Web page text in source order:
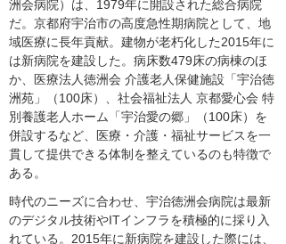
洲会病院）は、1979年に開設された総合病院
だ。京都府宇治市の高度急性期病院として、地
域医療に長年貢献。建物が老朽化した2015年に
は新病院を建設した。病床数479床の病棟のほ
か、医療法人徳洲会 介護老人保健施設「宇治徳
洲苑」（100床）、社会福祉法人 京都愛心会 特
別養護老人ホーム「宇治愛の郷」（100床）を
併設するなど、医療・介護・福祉サービスを一
貫して提供できる体制を整えているのも特徴で
ある。
時代のニーズに合わせ、宇治徳洲会病院は最新
のデジタル技術やITインフラを積極的に採り入
れている。2015年に新病院を建設した際には、